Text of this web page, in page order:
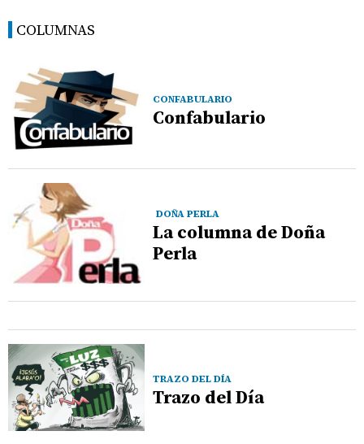
COLUMNAS
CONFABULARIO
Confabulario
DOÑA PERLA
La columna de Doña
Perla
TRAZO DEL DÍA
Trazo del Día